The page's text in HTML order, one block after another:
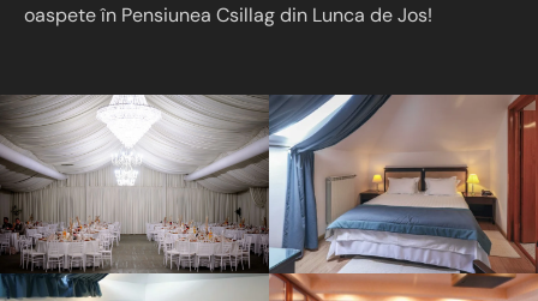
oaspete în Pensiunea Csillag din Lunca de Jos!